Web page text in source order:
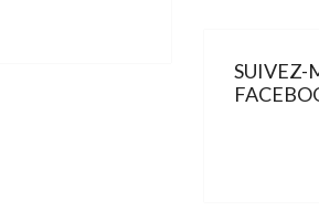
SUIVEZ-